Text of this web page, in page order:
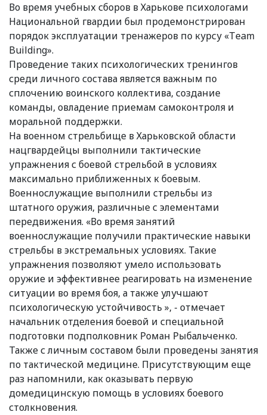
Во время учебных сборов в Харькове психологами
Национальной гвардии был продемонстрирован
порядок эксплуатации тренажеров по курсу «Тeam
Building».
Проведение таких психологических тренингов
среди личного состава является важным по
сплочению воинского коллектива, создание
команды, овладение приемам самоконтроля и
моральной поддержки.
На военном стрельбище в Харьковской области
нацгвардейцы выполнили тактические
упражнения с боевой стрельбой в условиях
максимально приближенных к боевым.
Военнослужащие выполнили стрельбы из
штатного оружия, различные с элементами
передвижения. «Во время занятий
военнослужащие получили практические навыки
стрельбы в экстремальных условиях. Такие
упражнения позволяют умело использовать
оружие и эффективнее реагировать на изменение
ситуации во время боя, а также улучшают
психологическую устойчивость », - отмечает
начальник отделения боевой и специальной
подготовки подполковник Роман Рыбальченко.
Также с личным составом были проведены занятия
по тактической медицине. Присутствующим еще
раз напомнили, как оказывать первую
домедицинскую помощь в условиях боевого
столкновения.